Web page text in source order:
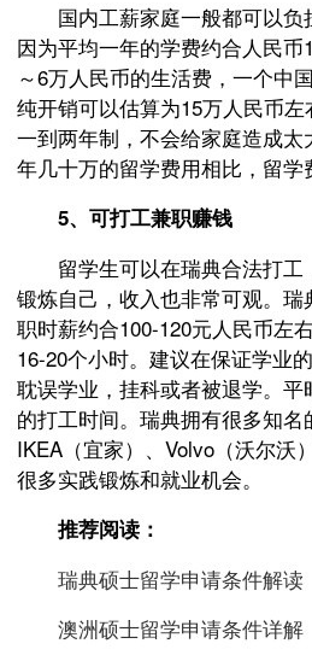
国内工薪家庭一般都可以负
因为平均一年的学费约合人民
～6万人民币的生活费，一个中
纯开销可以估算为15万人民币
一到两年制，不会给家庭造成
年几十万的留学费用相比，留学
5、可打工兼职赚钱
留学生可以在瑞典合法打工
锻炼自己，收入也非常可观。
职时薪约合100-120元人民币左
16-20个小时。建议在保证学业
耽误学业，挂科或者被退学。
的打工时间。瑞典拥有很多知名
IKEA（宜家）、Volvo（沃尔沃
很多实践锻炼和就业机会。
推荐阅读：
瑞典硕士留学申请条件解读
澳洲硕士留学申请条件详解